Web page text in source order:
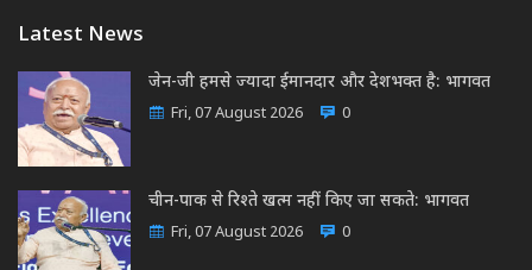
Latest News
जेन-जी हमसे ज्यादा ईमानदार और देशभक्त है: भागवत
Fri, 07 August 2026 0
चीन-पाक से रिश्ते खत्म नहीं किए जा सकते: भागवत
Fri, 07 August 2026 0